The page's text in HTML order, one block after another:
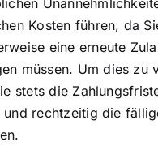
Kosten führen, da
eine erneute
müssen. Um dies zu
stets die
und rechtzeitig die